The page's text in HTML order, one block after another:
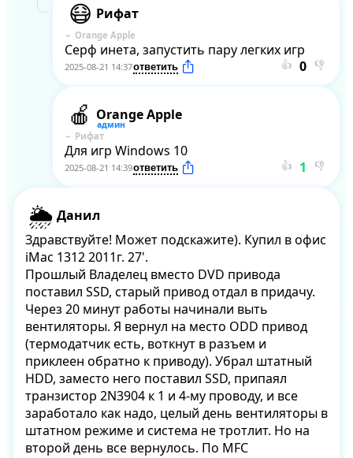
Рифат
Orange Apple
Серф инета, запустить пару легких игр
2025-08-21 14:37 👍 👎
Orange Apple
Рифат
Для игр Windows 10
2025-08-21 14:39 👍 👎
Данил
Здравствуйте! Может подскажите). Купил в офис
iMac 1312 2011г. 27'.
Прошлый Владелец вместо DVD привода
поставил SSD, старый привод отдал в придачу.
Через 20 минут работы начинали выть
вентиляторы. Я вернул на место ODD привод
(термодатчик есть, воткнут в разъем и
приклеен обратно к приводу). Убрал штатный
HDD, заместо него поставил SSD, припаял
транзистор 2N3904 к 1 и 4-му проводу, и все
заработало как надо, целый день вентиляторы в
штатном режиме и система не тротлит. Но на
второй день все вернулось. По MFC